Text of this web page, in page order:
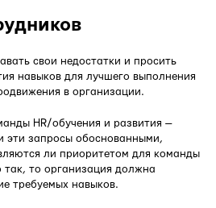
свои недостатки и просить
навыков для лучшего выполнения
в организации.
HR/обучения и развития —
эти запросы обоснованными,
ли приоритетом для команды
так, то организация должна
требуемых навыков.